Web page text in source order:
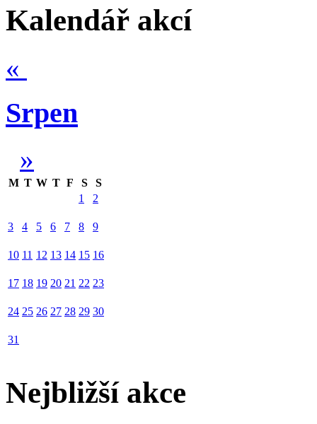
Kalendář akcí
«
Srpen
»
M T W T F S
S
1
2
3 4 5 6 7 8 9
10 11 12 13 14 15 16
17 18 19 20 21 22 23
24 25 26 27 28 29 30
31
Nejbližší akce